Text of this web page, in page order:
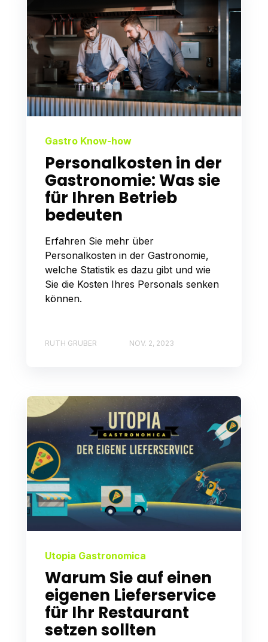
Gastro Know-how
Personalkosten in der
Gastronomie: Was sie
für Ihren Betrieb
bedeuten
Erfahren Sie mehr über
Personalkosten in der Gastronomie,
welche Statistik es dazu gibt und wie
Sie die Kosten Ihres Personals senken
können.
RUTH GRUBER NOV. 2, 2023
Utopia Gastronomica
Warum Sie auf einen
eigenen Lieferservice
für Ihr Restaurant
setzen sollten